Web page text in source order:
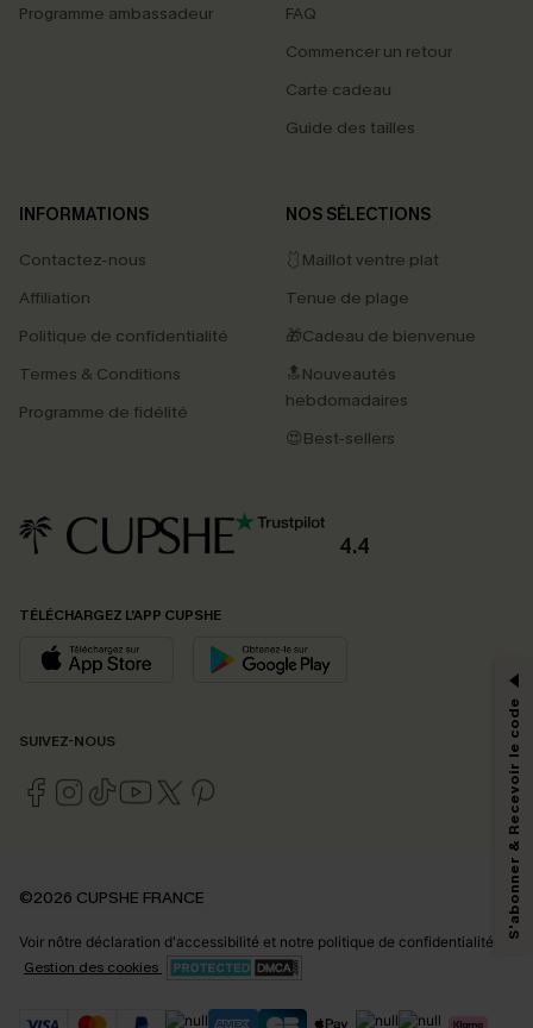
Programme ambassadeur
FAQ
Commencer un retour
Carte cadeau
Guide des tailles
INFORMATIONS
Contactez-nous
Affiliation
Politique de confidentialité
Termes & Conditions
Programme de fidélité
NOS SÉLECTIONS
🩱Maillot ventre plat
Tenue de plage
🎁Cadeau de bienvenue
🔝Nouveautés
hebdomadaires
😍Best-sellers
4.4
TÉLÉCHARGEZ L’APP CUPSHE
SUIVEZ-NOUS
©2026 CUPSHE FRANCE
Voir nôtre déclaration d'accessibilité et notre politique de confidentialité.
Gestion des cookies
PROFITEZ DE -15%
-15% dès 2 Achetés par E-mail
En soumettant votre adresse e-mail, vous acceptez de recevoir des e-mails
marketing (y compris du contenu généré par l'IA) de Cupshe et
personnaliser nos contenus et nos offres, et de vous recommander des
Politique de
confidentialité. Vous pouvez vous désabonner à tout moment.
S'abonner & Recevoir le code